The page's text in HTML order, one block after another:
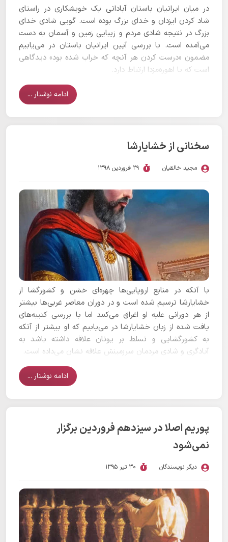
در میان ایرانیان باستان آبادانی یک خویشکاری در راستای
شاد کردن ایزدان و خدای بزرگ بوده است. گویی شادی خدای
بزرگ در نتیجه شادی مردم و زیبایی زمین و آسمان به دست
می‌آمده است. با بررسی آیین ایرانیان باستان در می‌یابیم
مضمون «درست کردن هر آنچه که خراب شده بود» دیدگاهی
است که با اهوره‌مزدا ارتباط دارد.
ادامه نوشتار ...
سخنانی از خشایارشا
مجید خالقیان 29 فروردین 1398
با آنکه در منابع اروپایی‌ها چهره‌ای خشن و کشورگشا از
خشایارشا ترسیم شده است و در دوران معاصر غربی‌ها بیشتر
از هر دورانی علیه او اغراق می‌کنند اما با بررسی کتیبه‌های
یافت شده از زبان خشایارشا در می‌یابیم که او بیشتر از آنکه
به کشورگشایی و تسلط بر یونان علاقه داشته باشد به
آبادگری و شادی مردمان سرزمینش علاقه نشان می‌داده است.
ادامه نوشتار ...
پوریم اصلا در سیزدهم فروردین برگزار
نمی‌شود
دیگر نویسندگان 30 تیر 1395